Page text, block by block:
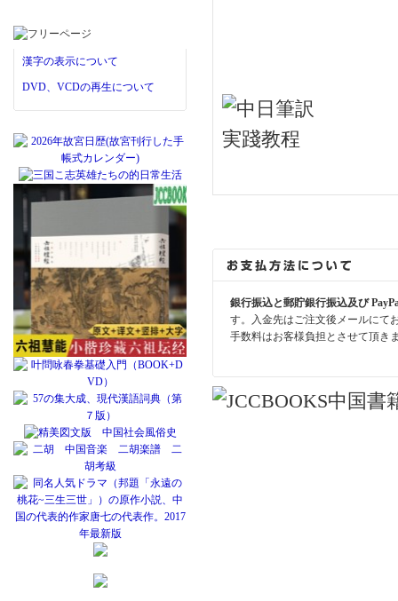
漢字の表示について
DVD、VCDの再生について
銀行振込と郵貯銀行振込及び
す。入金先はご注文後メールにて
手数料はお客様負担とさせて頂き